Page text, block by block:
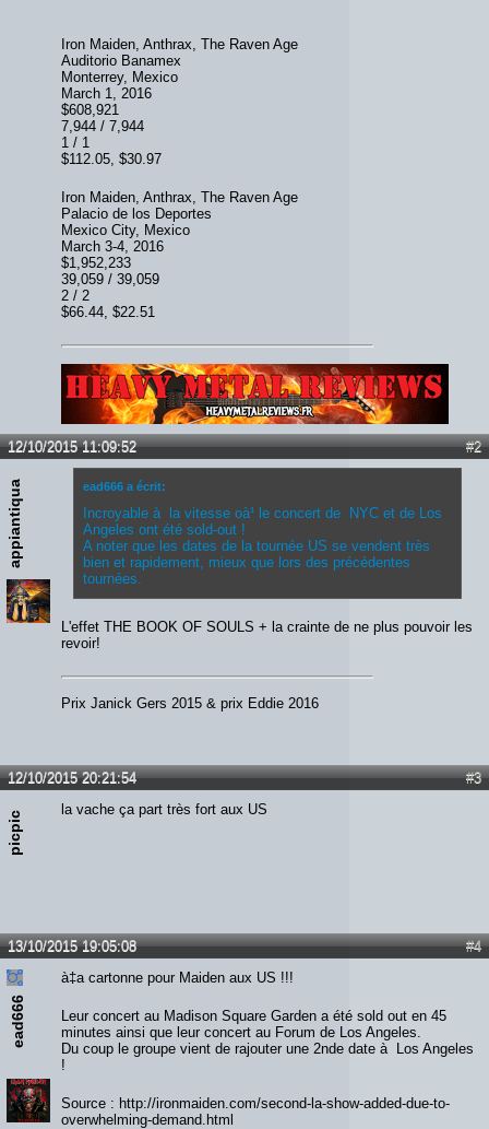
Iron Maiden, Anthrax, The Raven Age
Auditorio Banamex
Monterrey, Mexico
March 1, 2016
$608,921
7,944 / 7,944
1 / 1
$112.05, $30.97
Iron Maiden, Anthrax, The Raven Age
Palacio de los Deportes
Mexico City, Mexico
March 3-4, 2016
$1,952,233
39,059 / 39,059
2 / 2
$66.44, $22.51
Lien :http://heavymetalreviews.fr/
#2
12/10/2015 11:09:52
appiantiqua ead666 a écrit:
Incroyable à la vitesse oà¹ le concert de NYC et de Los
Angeles ont été sold-out !
A noter que les dates de la tournée US se vendent très
bien et rapidement, mieux que lors des précédentes
tournées.
L'effet THE BOOK OF SOULS + la crainte de ne plus pouvoir les
revoir!
Prix Janick Gers 2015 & prix Eddie 2016
#3
12/10/2015 20:21:54
picpic
la vache ça part très fort aux US
#4
13/10/2015 19:05:08
ead666
à‡a cartonne pour Maiden aux US !!!
Leur concert au Madison Square Garden a été sold out en 45
minutes ainsi que leur concert au Forum de Los Angeles.
Du coup le groupe vient de rajouter une 2nde date à Los Angeles
!
Source : http://ironmaiden.com/second-la-show-added-due-to-
overwhelming-demand.html